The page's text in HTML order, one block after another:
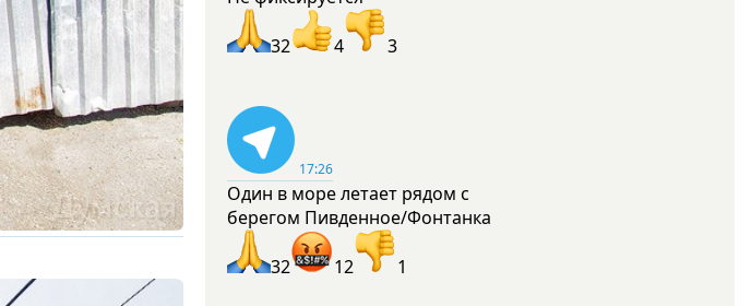
32 4 3
17:26
Один в море летает рядом с
берегом Пивденное/Фонтанка
32 12 1